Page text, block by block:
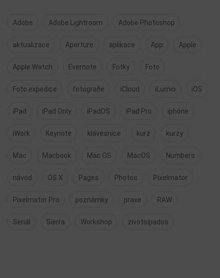
Adobe Adobe Lightroom Adobe Photoshop
aktualizace Aperture aplikace App Apple
Apple Watch Evernote Fotky Foto
Foto expedice fotografie iCloud iLumio iOS
iPad iPad Only iPadOS iPad Pro iphone
iWork Keynote klávesnice kurz kurzy
Mac Macbook Mac OS MacOS Numbers
návod OS X Pages Photos Pixelmator
Pixelmator Pro poznámky praxe RAW
Seriál Sierra Workshop zivotsipados